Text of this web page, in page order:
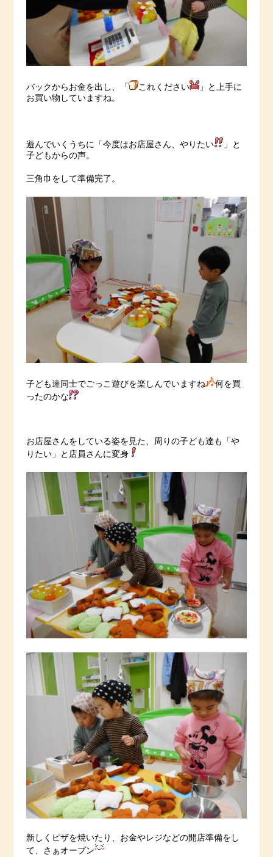
バックからお金を出し、「 これください
」と上手に
お買い物していますね。
遊んでいくうちに「今度はお店屋さん、やりたい
」と
子どもからの声。
三角巾をして準備完了。
子ども達同士でごっこ遊びを楽しんでいますね
何を買
ったのかな
お店屋さんをしている姿を見た、周りの子ども達も「や
りたい」と店員さんに変身
新しくピザを焼いたり、お金やレジなどの開店準備をし
て、さぁオープン